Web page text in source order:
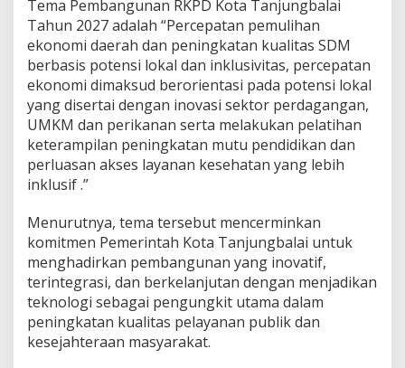
Tema Pembangunan RKPD Kota Tanjungbalai
Tahun 2027 adalah “Percepatan pemulihan
ekonomi daerah dan peningkatan kualitas SDM
berbasis potensi lokal dan inklusivitas, percepatan
ekonomi dimaksud berorientasi pada potensi lokal
yang disertai dengan inovasi sektor perdagangan,
UMKM dan perikanan serta melakukan pelatihan
keterampilan peningkatan mutu pendidikan dan
perluasan akses layanan kesehatan yang lebih
inklusif .”
Menurutnya, tema tersebut mencerminkan
komitmen Pemerintah Kota Tanjungbalai untuk
menghadirkan pembangunan yang inovatif,
terintegrasi, dan berkelanjutan dengan menjadikan
teknologi sebagai pengungkit utama dalam
peningkatan kualitas pelayanan publik dan
kesejahteraan masyarakat.